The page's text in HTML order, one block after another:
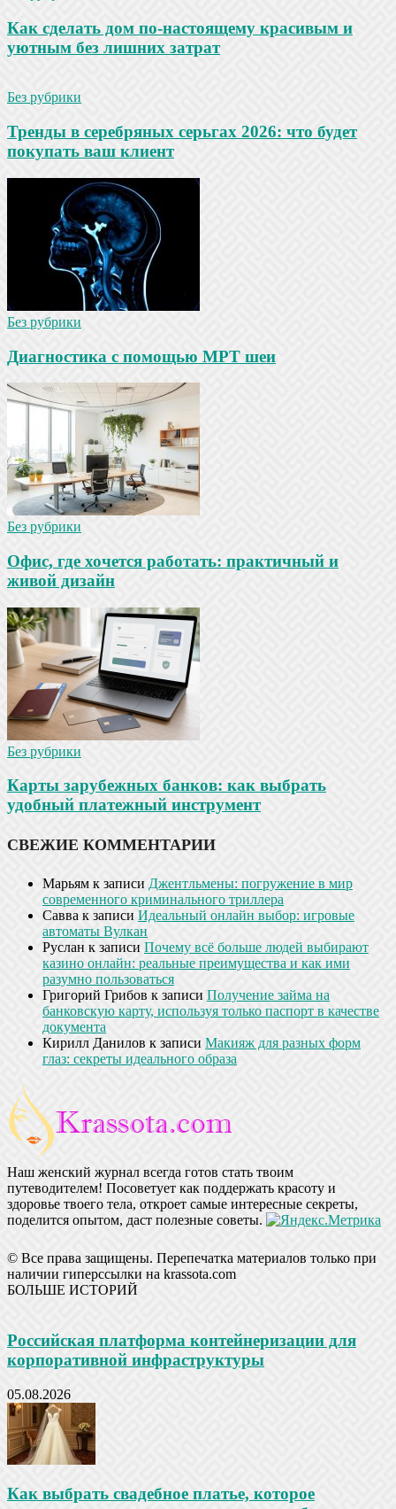
Как сделать дом по-настоящему красивым и
уютным без лишних затрат
Без рубрики
Тренды в серебряных серьгах 2026: что будет
покупать ваш клиент
Без рубрики
Диагностика с помощью МРТ шеи
Без рубрики
Офис, где хочется работать: практичный и
живой дизайн
Без рубрики
Карты зарубежных банков: как выбрать
удобный платежный инструмент
СВЕЖИЕ КОММЕНТАРИИ
Марьям к записи Джентльмены: погружение в мир
современного криминального триллера
Савва к записи Идеальный онлайн выбор: игровые
автоматы Вулкан
Руслан к записи Почему всё больше людей выбирают
казино онлайн: реальные преимущества и как ими
разумно пользоваться
Григорий Грибов к записи Получение займа на
банковскую карту, используя только паспорт в качестве
документа
Кирилл Данилов к записи Макияж для разных форм
глаз: секреты идеального образа
Наш женский журнал всегда готов стать твоим
путеводителем! Посоветует как поддержать красоту и
здоровье твоего тела, откроет самые интересные секреты,
поделится опытом, даст полезные советы.
© Все права защищены. Перепечатка материалов только при
наличии гиперссылки на krassota.com
БОЛЬШЕ ИСТОРИЙ
Российская платформа контейнеризации для
корпоративной инфраструктуры
05.08.2026
Как выбрать свадебное платье, которое